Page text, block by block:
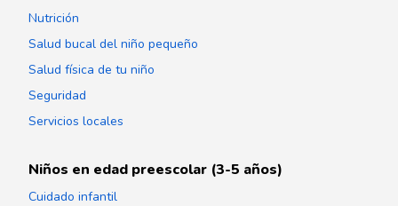
Nutrición
Salud bucal del niño pequeño
Salud física de tu niño
Seguridad
Servicios locales
Niños en edad preescolar (3-5 años)
Cuidado infantil